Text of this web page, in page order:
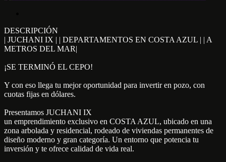
DESCRIPCIÓN
| JUCHANI IX | | DEPARTAMENTOS EN COSTA AZUL | | A
METROS DEL MAR|
¡SE TERMINÓ EL CEPO!
Y con eso llega tu mejor oportunidad para invertir en pozo, con
cuotas fijas en dólares.
Presentamos JUCHANI IX
un emprendimiento exclusivo en COSTA AZUL, ubicado en una
zona arbolada y residencial, rodeado de viviendas permanentes de
diseño moderno y gran categoría. Un entorno que potencia tu
inversión y te ofrece calidad de vida real.